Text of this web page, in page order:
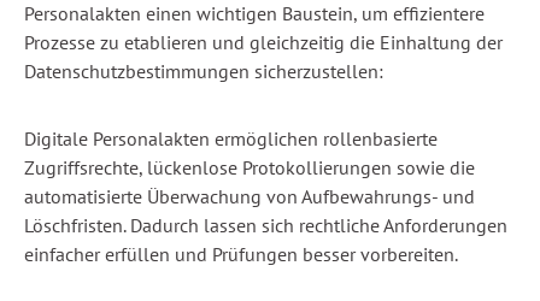
Personalakten einen wichtigen Baustein, um effizientere
Prozesse zu etablieren und gleichzeitig die Einhaltung der
Datenschutzbestimmungen sicherzustellen:
Digitale Personalakten ermöglichen rollenbasierte
Zugriffsrechte, lückenlose Protokollierungen sowie die
automatisierte Überwachung von Aufbewahrungs- und
Löschfristen. Dadurch lassen sich rechtliche Anforderungen
einfacher erfüllen und Prüfungen besser vorbereiten.